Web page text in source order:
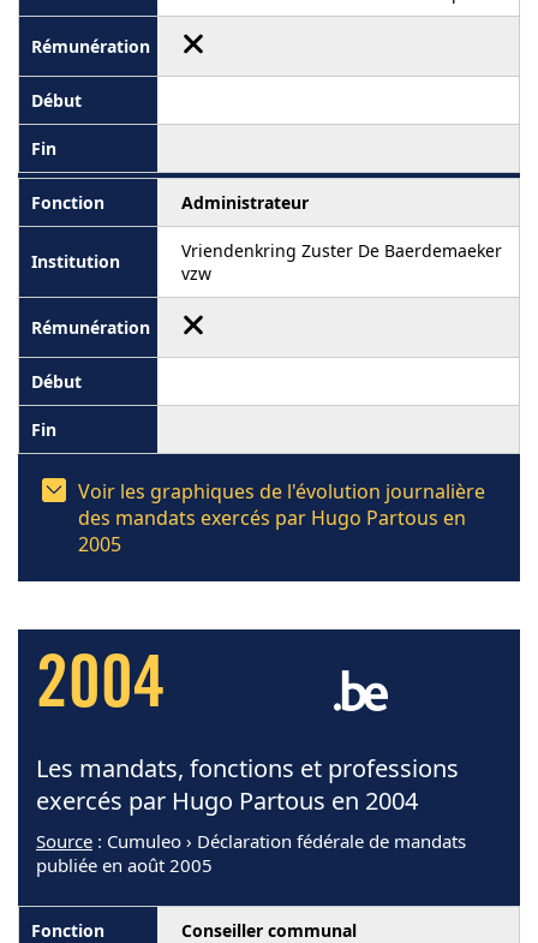
Administrateur
Vriendenkring Zuster De Baerdemaeker
vzw
Voir les graphiques de l'évolution journalière
des mandats exercés par Hugo Partous en
2005
2004
Les mandats, fonctions et professions
exercés par Hugo Partous en 2004
Source : Cumuleo › Déclaration fédérale de mandats
publiée en août 2005
Conseiller communal